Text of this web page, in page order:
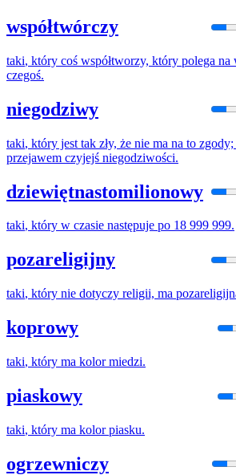
współtwórczy
taki, który coś współtworzy, który polega na
czegoś.
niegodziwy
taki, który jest tak zły, że nie ma na to zgody;
przejawem czyjejś niegodziwości.
dziewiętnastomilionowy
taki, który w czasie następuje po 18 999 999.
pozareligijny
taki, który nie dotyczy religii, ma
koprowy
taki, który ma kolor miedzi.
piaskowy
taki, który ma kolor piasku.
ogrzewniczy